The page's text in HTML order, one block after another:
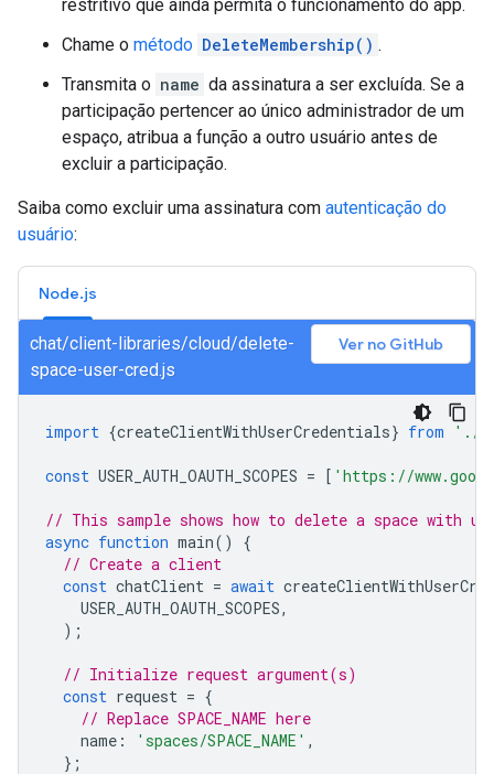
restritivo que ainda permita o funcionamento do app.
Chame o método DeleteMembership() .
Transmita o name da assinatura a ser excluída. Se a
participação pertencer ao único administrador de um
espaço, atribua a função a outro usuário antes de
excluir a participação.
Saiba como excluir uma assinatura com autenticação do
usuário:
Node.js
chat/client-libraries/cloud/delete-
space-user-cred.js
Ver no GitHub
import {createClientWithUserCredentials} from './
const USER_AUTH_OAUTH_SCOPES = [ 'https://
// This sample shows how to delete a space with
async function main()
{
// Create a client
const chatClient = await
USER_AUTH_OAUTH_SCOPES,
);
// Initialize request argument(s)
const request = {
// Replace SPACE_NAME here
name : 'spaces/SPACE_NAME' ,
};